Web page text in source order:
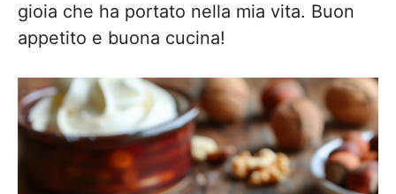
gioia che ha portato nella mia vita. Buon
appetito e buona cucina!